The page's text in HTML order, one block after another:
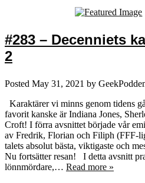
#283 – Decenniets
2
Posted May 31, 2021 by
Karaktärer vi minns genom tidens
favorit kanske är Indiana Jones,
Croft! I förra avsnittet började vår
av Fredrik, Florian och Filiph (FFF-
talets absolut bästa, viktigaste och
Nu fortsätter resan! I detta avsnitt
lönnmördare,… Read more »